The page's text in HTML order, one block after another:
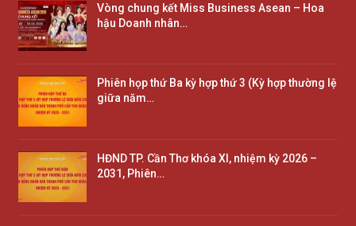
Vòng chung kết Miss Business Asean – Hoa
hậu Doanh nhân…
Phiên họp thứ Ba kỳ hợp thứ 3 (Kỳ hợp thường lệ
giữa năm…
HĐND TP. Cần Thơ khóa XI, nhiệm kỳ 2026 –
2031, Phiên…